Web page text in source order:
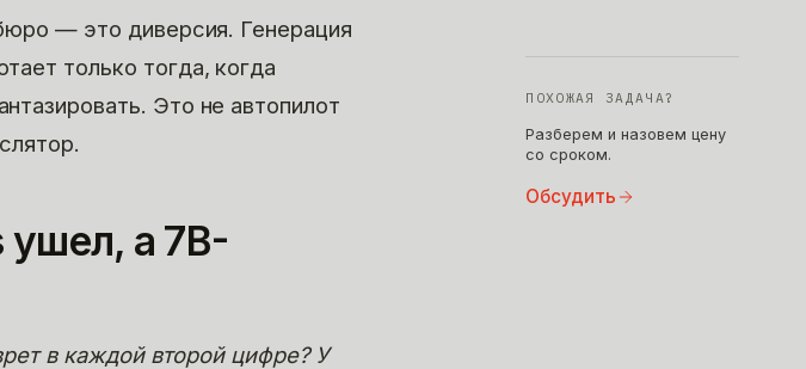
— это диверсия. Генерация
только тогда, когда
Это не автопилот
ушел, а 7B-
в каждой второй цифре? У
ПОХОЖАЯ ЗАДАЧА?
Разберем и назовем цену
со сроком.
Обсудить